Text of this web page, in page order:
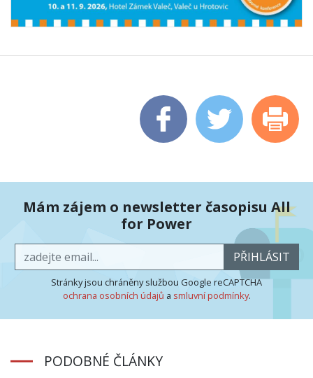
Mám zájem o newsletter časopisu All
for Power
PŘIHLÁSIT
Stránky jsou chráněny službou Google reCAPTCHA
ochrana osobních údajů a smluvní podmínky.
PODOBNÉ ČLÁNKY